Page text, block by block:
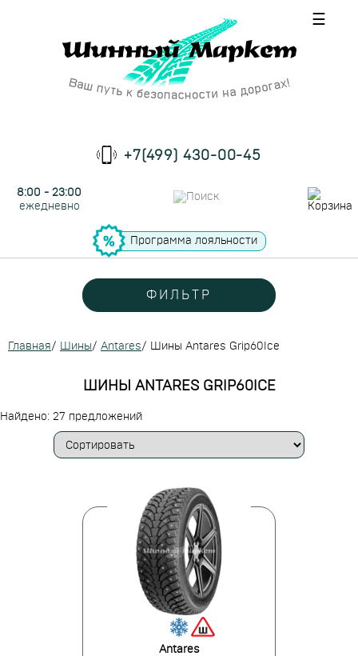
☰
+7(499) 430-00-45
8:00 - 23:00
ежедневно
Программа лояльности
ФИЛЬТР
Главная/ Шины/ Antares/ Шины Antares Grip60Ice
ШИНЫ ANTARES GRIP60ICE
Найдено: 27 предложений
Antares